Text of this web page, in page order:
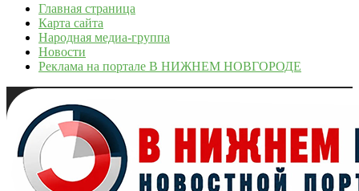
Главная страница
Карта сайта
Народная медиа-группа
Новости
Реклама на портале В НИЖНЕМ НОВГОРОДЕ